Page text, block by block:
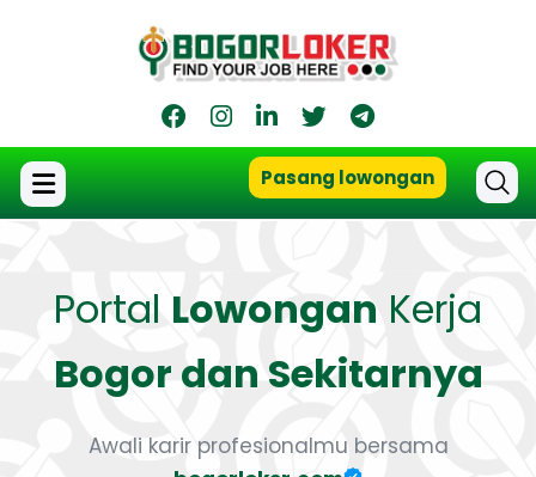
Pasang lowongan
Portal Lowongan Kerja
Bogor dan Sekitarnya
Awali karir profesionalmu bersama